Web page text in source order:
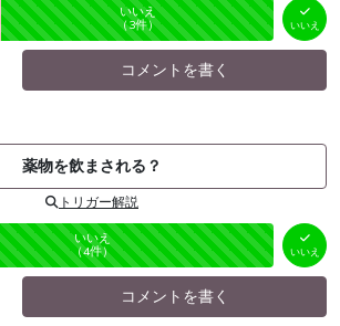
未投票
いいえ
（3件） いいえ
コメントを書く
薬物を飲まされる？
トリガー解説
いいえ
（4件） いいえ
コメントを書く